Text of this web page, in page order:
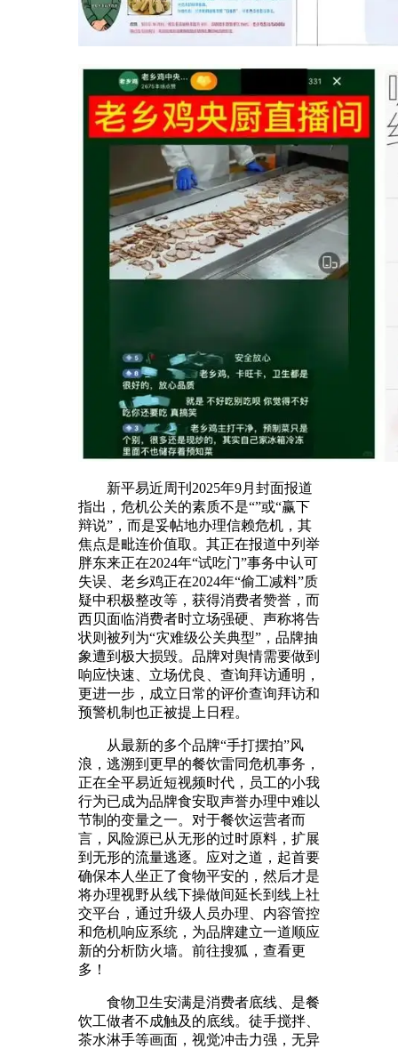
新平易近周刊2025年9月封面报道
指出，危机公关的素质不是“”或“赢下
辩说”，而是妥帖地办理信赖危机，其
焦点是毗连价值取。其正在报道中列举
胖东来正在2024年“试吃门”事务中认可
失误、老乡鸡正在2024年“偷工减料”质
疑中积极整改等，获得消费者赞誉，而
西贝面临消费者时立场强硬、声称将告
状则被列为“灾难级公关典型”，品牌抽
象遭到极大损毁。品牌对舆情需要做到
响应快速、立场优良、查询拜访通明，
更进一步，成立日常的评价查询拜访和
预警机制也正被提上日程。
从最新的多个品牌“手打摆拍”风
浪，逃溯到更早的餐饮雷同危机事务，
正在全平易近短视频时代，员工的小我
行为已成为品牌食安取声誉办理中难以
节制的变量之一。对于餐饮运营者而
言，风险源已从无形的过时原料，扩展
到无形的流量逃逐。应对之道，起首要
确保本人坐正了食物平安的，然后才是
将办理视野从线下操做间延长到线上社
交平台，通过升级人员办理、内容管控
和危机响应系统，为品牌建立一道顺应
新的分析防火墙。前往搜狐，查看更
多！
食物卫生安满是消费者底线、是餐
饮工做者不成触及的底线。徒手搅拌、
茶水淋手等画面，视觉冲击力强，无异